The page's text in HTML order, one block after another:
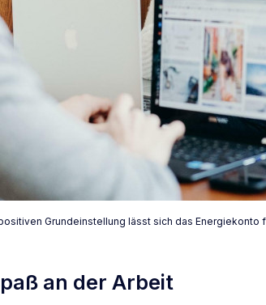
Grundeinstellung lässt sich das Energiekonto
an der Arbeit